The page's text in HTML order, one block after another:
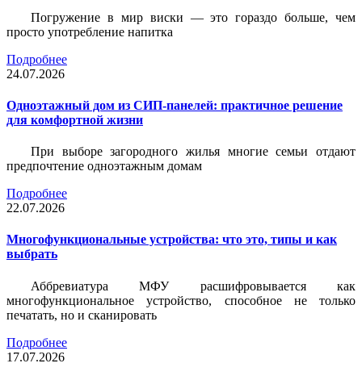
Погружение в мир виски — это гораздо больше, чем
просто употребление напитка
Подробнее
24.07.2026
Одноэтажный дом из СИП-панелей: практичное решение
для комфортной жизни
При выборе загородного жилья многие семьи отдают
предпочтение одноэтажным домам
Подробнее
22.07.2026
Многофункциональные устройства: что это, типы и как
выбрать
Аббревиатура МФУ расшифровывается как
многофункциональное устройство, способное не только
печатать, но и сканировать
Подробнее
17.07.2026